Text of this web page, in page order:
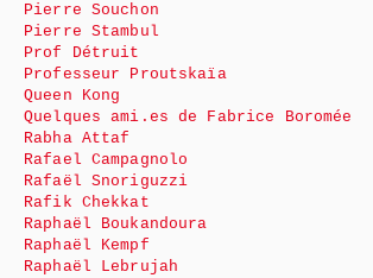
Pierre Souchon
Pierre Stambul
Prof Détruit
Professeur Proutskaïa
Queen Kong
Quelques ami.es de Fabrice Boromée
Rabha Attaf
Rafael Campagnolo
Rafaël Snoriguzzi
Rafik Chekkat
Raphaël Boukandoura
Raphaël Kempf
Raphaël Lebrujah